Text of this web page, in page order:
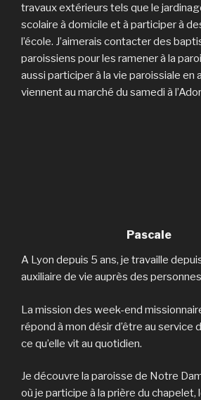
travaux extérieurs tels que le
scolaire à domicile et à participer à
l’école. J’aimerais contacter des
paroissiens pour les ramener à la
aussi participer à la vie paroissiale en
viennent au marché du samedi à
Pascale
A Lyon depuis 5 ans, je travaille
auxiliaire de vie auprès des
La mission des week-end
répond à mon désir d’être au service
ce qu’elle vit au quotidien.
Je découvre la paroisse de Notre
où je participe à la prière du chapelet,